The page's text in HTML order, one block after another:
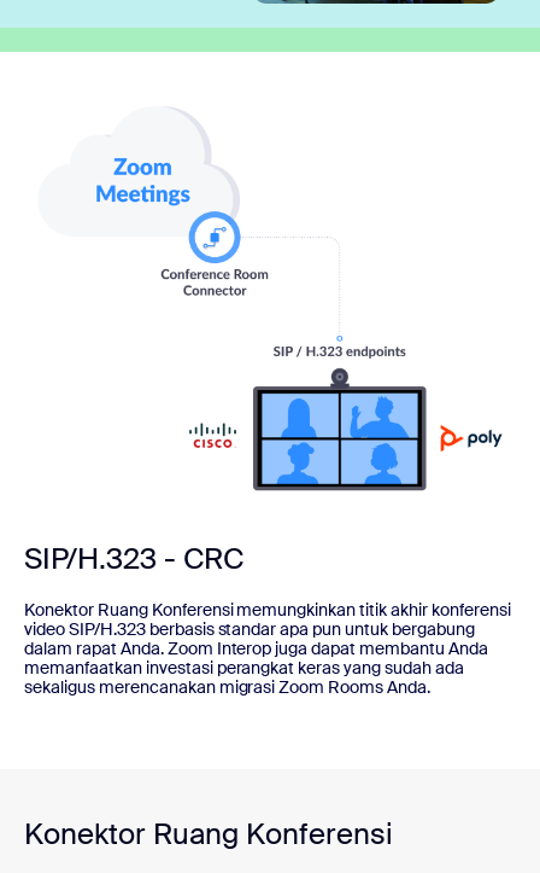
SIP/H.323 - CRC
Konektor Ruang Konferensi memungkinkan titik akhir konferensi
video SIP/H.323 berbasis standar apa pun untuk bergabung
dalam rapat Anda. Zoom Interop juga dapat membantu Anda
memanfaatkan investasi perangkat keras yang sudah ada
sekaligus merencanakan migrasi Zoom Rooms Anda.
Konektor Ruang Konferensi